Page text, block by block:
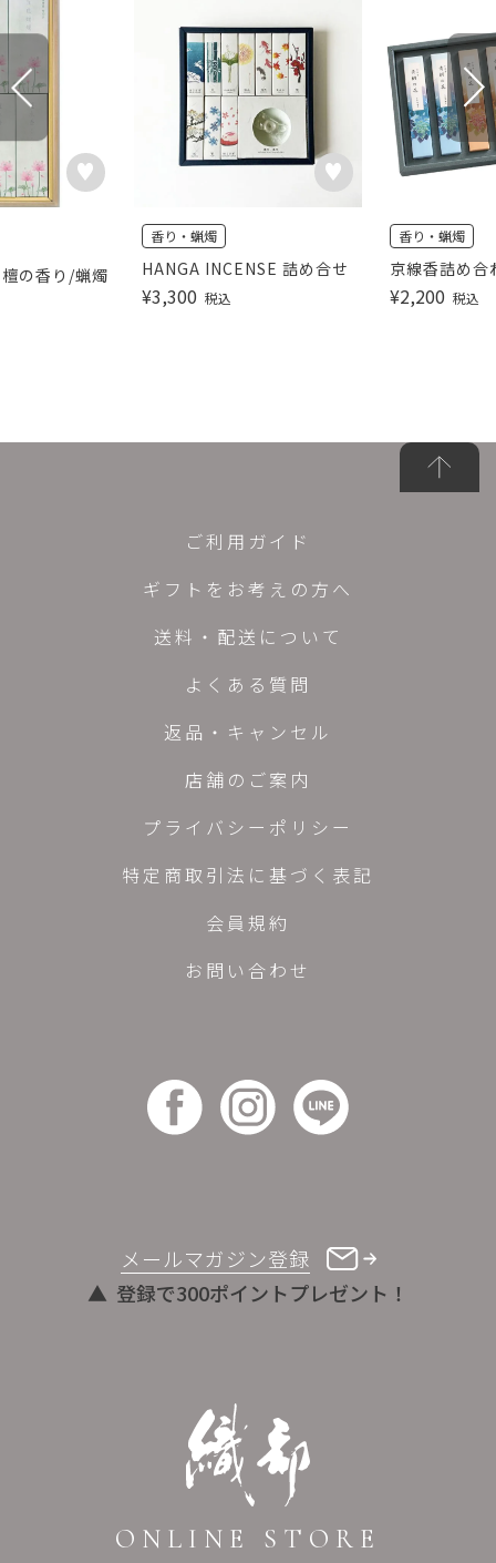
の香り/蝋燭 HANGA INCENSE 詰め合せ
香り・蝋燭
¥3,300 税込
京線香詰め合
香り・蝋燭
¥2,200 税込
ONLINE STORE
メールマガジン登録
登録で300ポイントプレゼント！
ご利用ガイド
ギフトをお考えの方へ
送料・配送について
よくある質問
返品・キャンセル
店舗のご案内
プライバシーポリシー
特定商取引法に基づく表記
会員規約
お問い合わせ